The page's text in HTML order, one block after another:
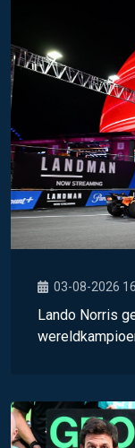
03-08-2026
Lando Norris